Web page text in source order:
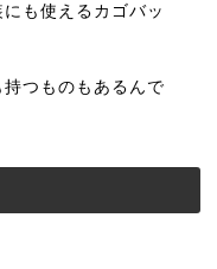
も使えるカゴバッ
つものもあるんで